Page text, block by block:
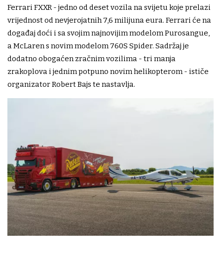
Ferrari FXXR - jedno od deset vozila na svijetu koje prelazi
vrijednost od nevjerojatnih 7,6 milijuna eura. Ferrari će na
događaj doći i sa svojim najnovijim modelom Purosangue,
a McLaren s novim modelom 760S Spider. Sadržaj je
dodatno obogaćen zračnim vozilima - tri manja
zrakoplova i jednim potpuno novim helikopterom - ističe
organizator Robert Bajs te nastavlja.